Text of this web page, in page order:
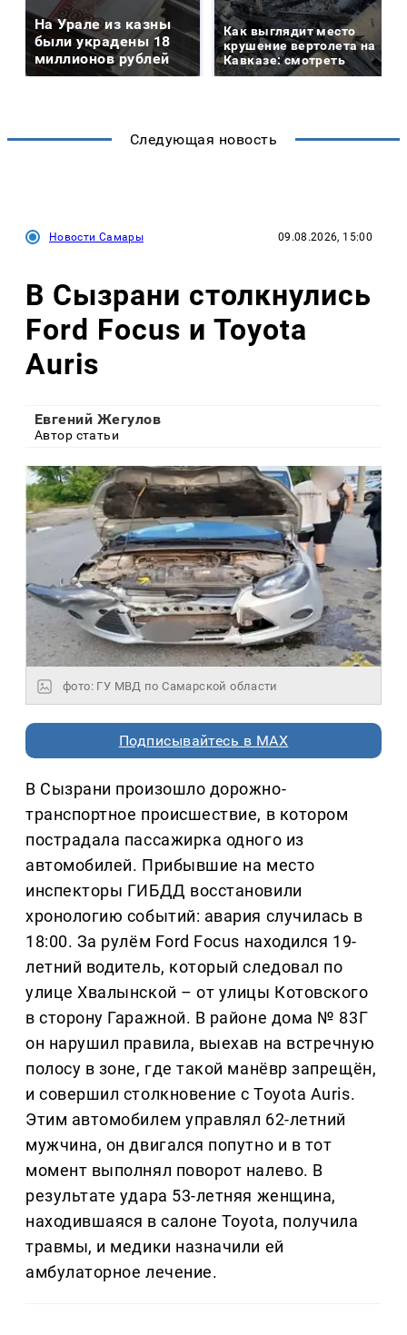
На Урале из казны
были украдены 18
миллионов рублей
Как выглядит место
крушение вертолета на
Кавказе: смотреть
Следующая новость
Новости Самары 09.08.2026, 15:00
В Сызрани столкнулись
Ford Focus и Toyota
Auris
Евгений Жегулов
Автор статьи
фото: ГУ МВД по Самарской области
Подписывайтесь в MAX
В Сызрани произошло дорожно-
транспортное происшествие, в котором
пострадала пассажирка одного из
автомобилей. Прибывшие на место
инспекторы ГИБДД восстановили
хронологию событий: авария случилась в
18:00. За рулём Ford Focus находился 19-
летний водитель, который следовал по
улице Хвалынской – от улицы Котовского
в сторону Гаражной. В районе дома № 83Г
он нарушил правила, выехав на встречную
полосу в зоне, где такой манёвр запрещён,
и совершил столкновение с Toyota Auris.
Этим автомобилем управлял 62-летний
мужчина, он двигался попутно и в тот
момент выполнял поворот налево. В
результате удара 53-летняя женщина,
находившаяся в салоне Toyota, получила
травмы, и медики назначили ей
амбулаторное лечение.